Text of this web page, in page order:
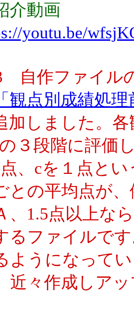
介動画
youtu.be/
自作ファイル
「観点別成績処
加しました。
３段階に評価
、cを１点と
との平均点が
、1.5点以上な
るファイルで
ようになって
近々作成しア